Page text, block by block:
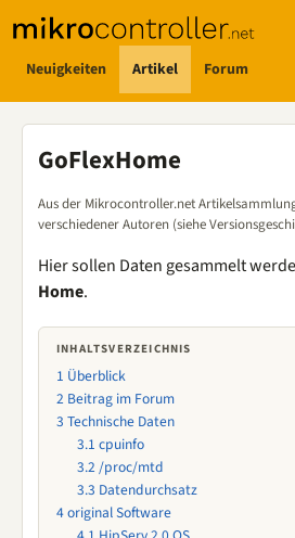
Neuigkeiten Artikel Forum
GoFlexHome
Aus der Mikrocontroller.net
verschiedener Autoren (siehe
Hier sollen Daten gesammelt
Home.
INHALTSVERZEICHNIS
1 Überblick
2 Beitrag im Forum
3 Technische Daten
3.1 cpuinfo
3.2 /proc/mtd
3.3 Datendurchsatz
4original Software